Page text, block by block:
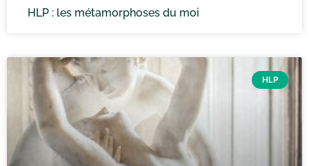
HLP : les métamorphoses du moi
HLP